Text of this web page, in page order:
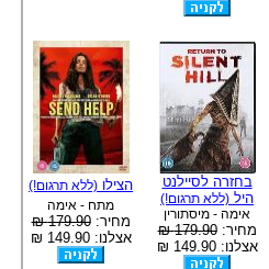
בחזרה לסיילנט
היל (ללא תרגום!)
אימה - מיסתורין
מחיר:179.90 ₪
אצלנו: 149.90 ₪
הצילו (ללא תרגום!)
מתח - אימה
מחיר:179.90 ₪
אצלנו: 149.90 ₪